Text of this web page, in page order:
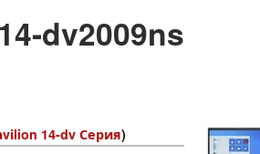
dv2009ns
14-dv Серия)